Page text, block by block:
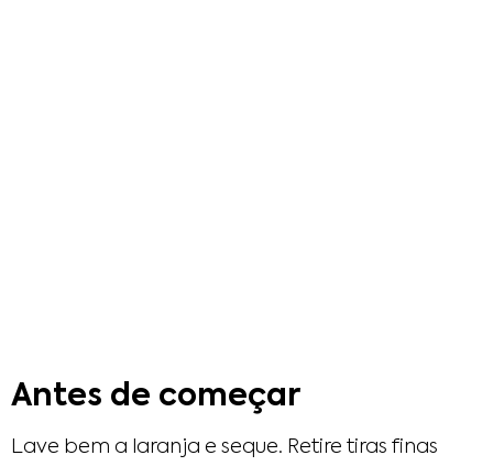
Antes de começar
Lave bem a laranja e seque. Retire tiras finas